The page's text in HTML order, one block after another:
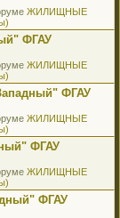
ЖИЛИЩНЫЕ
ФГАУ
ЖИЛИЩНЫЕ
ФГАУ
ЖИЛИЩНЫЕ
ФГАУ
ЖИЛИЩНЫЕ
ФГАУ